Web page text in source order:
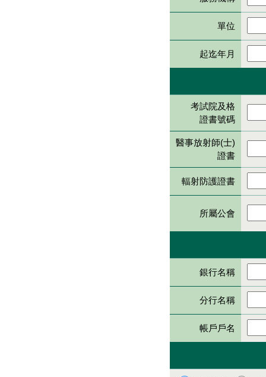
單位
起迄年月
考試院及格
證書號碼
醫事放射師(士)
證書
輻射防護證書
所屬公會
銀行名稱
分行名稱
帳戶戶名